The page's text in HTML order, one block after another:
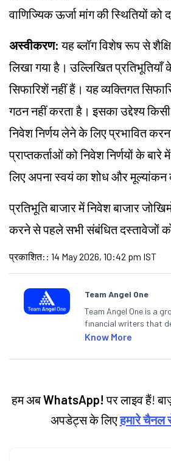
वाणिज्यिक ऊर्जा मांग की स्थितियों को
अस्वीकरण:यह ब्लॉग विशेष रूप से
लिखा गया है। उल्लिखित
सिफारिशें नहीं हैं। यह व्यक्तिगत
गठन नहीं करता है। इसका उद्देश्य
निवेश निर्णय लेने के लिए प्रभावित
प्राप्तकर्ताओं को निवेश निर्णयों के
लिए अपना स्वयं का शोध और मूल्यांकन
प्रतिभूति बाजार में निवेश बाजार
करने से पहले सभी संबंधित दस्तावेजों
प्रकाशित: : 14 May 2026, 10:42 pm IST
Team Angel One
Team Angel One is a
financial writers that
articles on the stock
categories.
Know More
हम अबWhatsApp! पर लाइव हैं!
अपडेट्स के लिएहमारे चैनल